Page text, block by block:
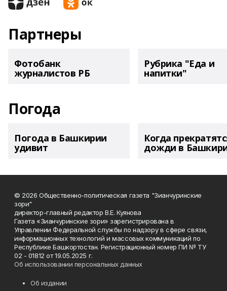
Партнеры
Фотобанк
журналистов РБ
Рубрика "Еда и
напитки"
Погода
Погода в Башкирии
удивит
Когда
дожди в
© 2026 Общественно-политическая газета "Зианчуринские
зори"
директор-главный редактор В.Е. Куянова
Газета «Зианчуринские зори» зарегистрирована в
Управлении Федеральной службы по надзору в сфере связи,
информационных технологий и массовых коммуникаций по
Республике Башкортостан. Регистрационный номер ПИ № ТУ
02 - 01812 от 19.05.2025 г.
Об использовании персональных данных
Об издании